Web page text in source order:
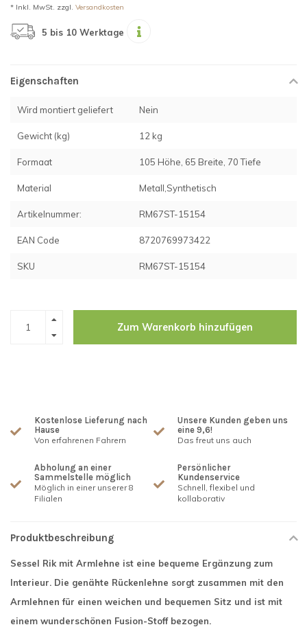
* Inkl. MwSt. zzgl. Versandkosten
5 bis 10 Werktage
Eigenschaften
Wird montiert geliefert Nein
Gewicht (kg) 12 kg
Formaat 105 Höhe, 65 Breite, 70 Tiefe
Material Metall,Synthetisch
Artikelnummer: RM67ST-15154
EAN Code 8720769973422
SKU RM67ST-15154
Zum Warenkorb hinzufügen
Kostenlose Lieferung nach
Hause
Von erfahrenen Fahrern
Unsere Kunden geben uns
eine 9,6!
Das freut uns auch
Abholung an einer
Sammelstelle möglich
Möglich in einer unserer 8
Filialen
Persönlicher
Kundenservice
Schnell, flexibel und
kollaborativ
Produktbeschreibung
Sessel Rik mit Armlehne ist eine bequeme Ergänzung zum
Interieur. Die genähte Rückenlehne sorgt zusammen mit den
Armlehnen für einen weichen und bequemen Sitz und ist mit
einem wunderschönen Fusion-Stoff bezogen.